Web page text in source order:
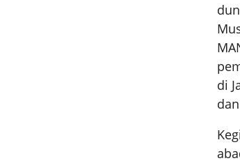
di
dan